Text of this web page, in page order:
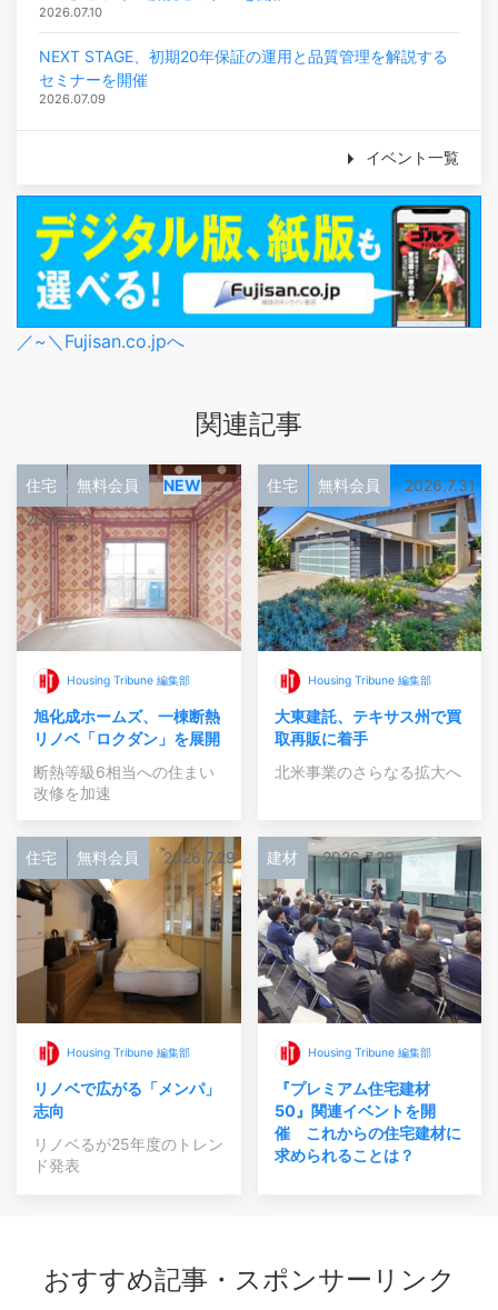
2026.07.10
NEXT STAGE、初期20年保証の運用と品質管理を解説する
セミナーを開催
2026.07.09
イベント一覧
／~＼Fujisan.co.jpへ
関連記事
住宅 無料会員
NEW
2026.8.6
Housing Tribune 編集部
旭化成ホームズ、一棟断熱
リノベ「ロクダン」を展開
断熱等級6相当への住まい
改修を加速
住宅 無料会員 2026.7.31
Housing Tribune 編集部
大東建託、テキサス州で買
取再販に着手
北米事業のさらなる拡大へ
住宅 無料会員 2026.7.29
Housing Tribune 編集部
リノベで広がる「メンパ」
志向
リノベるが25年度のトレン
ド発表
建材 2026.7.29
Housing Tribune 編集部
『プレミアム住宅建材
50』関連イベントを開
催 これからの住宅建材に
求められることは？
おすすめ記事・スポンサーリンク